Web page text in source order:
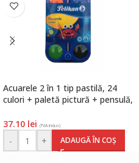
Acuarele 2 în 1 tip pastilă, 24
culori + paletă pictură + pensulă,
37.10 lei (TVA inclus)
- + ADAUGĂ ÎN COȘ